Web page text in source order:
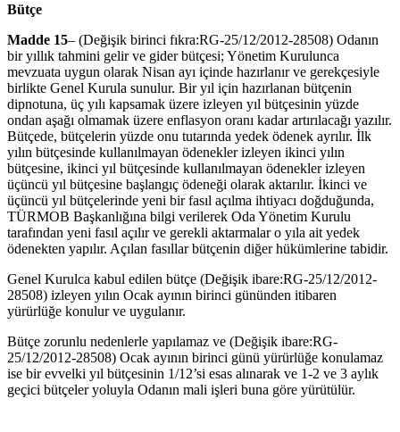
Bütçe
Madde 15– (Değişik birinci fıkra:RG-25/12/2012-28508) Odanın
bir yıllık tahmini gelir ve gider bütçesi; Yönetim Kurulunca
mevzuata uygun olarak Nisan ayı içinde hazırlanır ve gerekçesiyle
birlikte Genel Kurula sunulur. Bir yıl için hazırlanan bütçenin
dipnotuna, üç yılı kapsamak üzere izleyen yıl bütçesinin yüzde
ondan aşağı olmamak üzere enflasyon oranı kadar artırılacağı yazılır.
Bütçede, bütçelerin yüzde onu tutarında yedek ödenek ayrılır. İlk
yılın bütçesinde kullanılmayan ödenekler izleyen ikinci yılın
bütçesine, ikinci yıl bütçesinde kullanılmayan ödenekler izleyen
üçüncü yıl bütçesine başlangıç ödeneği olarak aktarılır. İkinci ve
üçüncü yıl bütçelerinde yeni bir fasıl açılma ihtiyacı doğduğunda,
TÜRMOB Başkanlığına bilgi verilerek Oda Yönetim Kurulu
tarafından yeni fasıl açılır ve gerekli aktarmalar o yıla ait yedek
ödenekten yapılır. Açılan fasıllar bütçenin diğer hükümlerine tabidir.
Genel Kurulca kabul edilen bütçe (Değişik ibare:RG-25/12/2012-
28508) izleyen yılın Ocak ayının birinci gününden itiba­ren
yürürlüğe konulur ve uygulanır.
Bütçe zorunlu nedenlerle yapılamaz ve (Değişik ibare:RG-
25/12/2012-28508) Ocak ayının birinci günü yü­rürlüğe konulamaz
ise bir evvelki yıl bütçesinin 1/12’si esas alınarak ve 1-2 ve 3 aylık
geçici bütçeler yoluyla Odanın mali işleri buna göre yürütülür.